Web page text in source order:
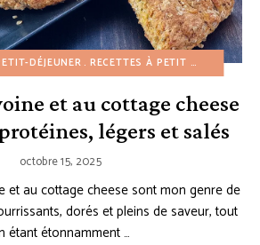
DÉJEUNER RECETTES À PETIT BUDGET
et au cottage cheese
légers et salés
octobre 15, 2025
et au cottage cheese sont mon genre de
dorés et pleins de saveur, tout
étant étonnamment …